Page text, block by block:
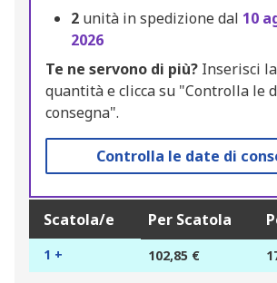
2 unità in spedizione dal 10
2026
Te ne servono di più? Inserisci
quantità e clicca su "Controlla le
consegna".
Controlla le date di
Scatola/e Per Scatola
1 + 102,85 €